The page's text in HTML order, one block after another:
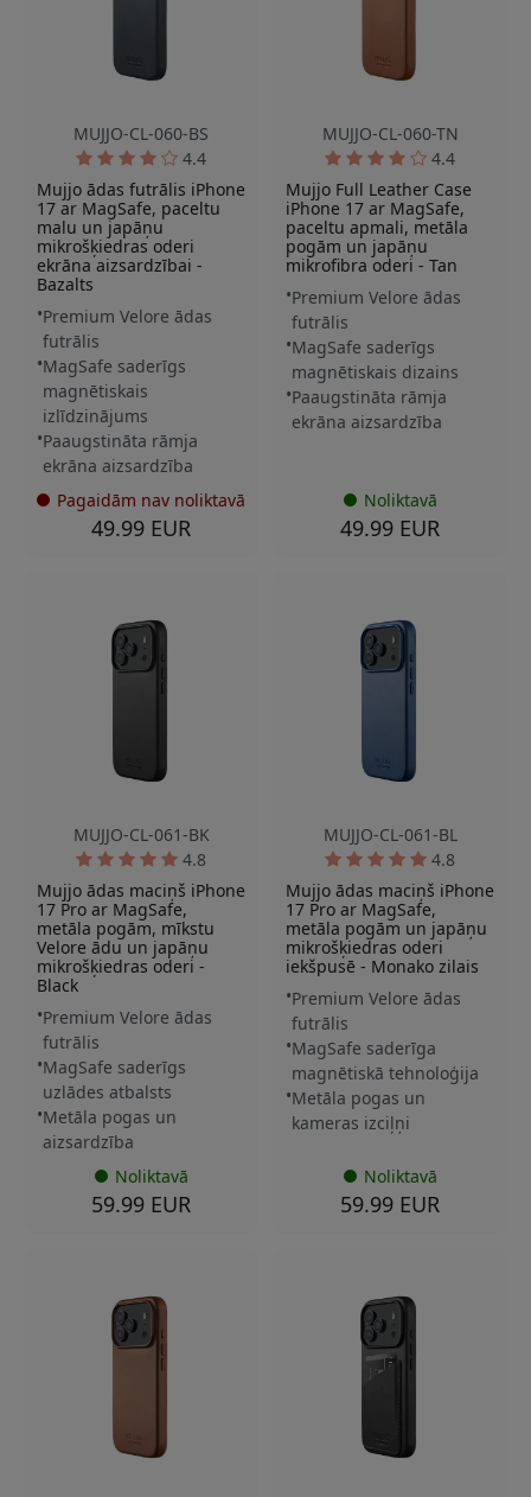
MUJJO-CL-060-BS
4.4
Mujjo ādas futrālis iPhone
17 ar MagSafe, paceltu
malu un japāņu
mikrošķiedras oderi
ekrāna aizsardzībai -
Bazalts
Premium Velore ādas
futrālis
MagSafe saderīgs
magnētiskais
izlīdzinājums
Paaugstināta rāmja
ekrāna aizsardzība
Pagaidām nav noliktavā
49.99 EUR
MUJJO-CL-060-TN
4.4
Mujjo Full Leather Case
iPhone 17 ar MagSafe,
paceltu apmali, metāla
pogām un japāņu
mikrofibra oderi - Tan
Premium Velore ādas
futrālis
MagSafe saderīgs
magnētiskais dizains
Paaugstināta rāmja
ekrāna aizsardzība
Noliktavā
49.99 EUR
MUJJO-CL-061-BK
4.8
Mujjo ādas maciņš iPhone
17 Pro ar MagSafe,
metāla pogām, mīkstu
Velore ādu un japāņu
mikrošķiedras oderi -
Black
Premium Velore ādas
futrālis
MagSafe saderīgs
uzlādes atbalsts
Metāla pogas un
aizsardzība
Noliktavā
59.99 EUR
MUJJO-CL-061-BL
4.8
Mujjo ādas maciņš iPhone
17 Pro ar MagSafe,
metāla pogām un japāņu
mikrošķiedras oderi
iekšpusē - Monako zilais
Premium Velore ādas
futrālis
MagSafe saderīga
magnētiskā tehnoloģija
Metāla pogas un
kameras izciļņi
Noliktavā
59.99 EUR